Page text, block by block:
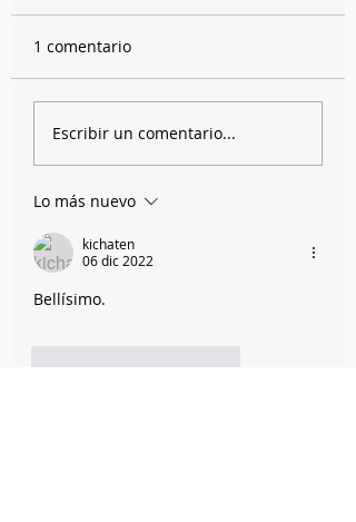
Mini entrevista al paso
1 comentario
Escribir un comentario...
Lo más nuevo
kichaten
06 dic 2022
Bellísimo.